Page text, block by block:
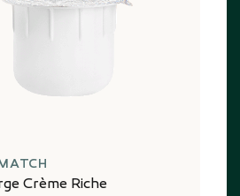
Crème Riche